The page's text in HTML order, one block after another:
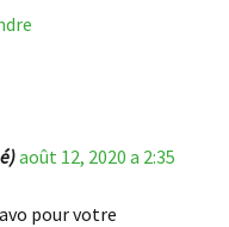
août 12, 2020 a 2:35
pour votre